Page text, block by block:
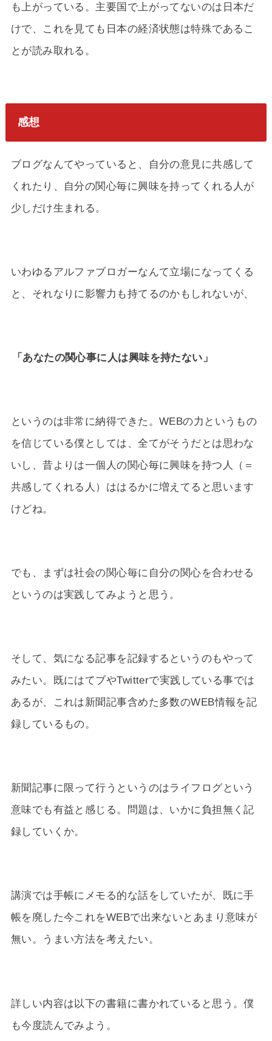
も上がっている。主要国で上がってないのは日本だ
けで、これを見ても日本の経済状態は特殊であるこ
とが読み取れる。
感想
ブログなんてやっていると、自分の意見に共感して
くれたり、自分の関心毎に興味を持ってくれる人が
少しだけ生まれる。
いわゆるアルファブロガーなんて立場になってくる
と、それなりに影響力も持てるのかもしれないが、
「あなたの関心事に人は興味を持たない」
というのは非常に納得できた。WEBの力というもの
を信じている僕としては、全てがそうだとは思わな
いし、昔よりは一個人の関心毎に興味を持つ人（＝
共感してくれる人）ははるかに増えてると思います
けどね。
でも、まずは社会の関心毎に自分の関心を合わせる
というのは実践してみようと思う。
そして、気になる記事を記録するというのもやって
みたい。既にはてブやTwitterで実践している事では
あるが、これは新聞記事含めた多数のWEB情報を記
録しているもの。
新聞記事に限って行うというのはライフログという
意味でも有益と感じる。問題は、いかに負担無く記
録していくか。
講演では手帳にメモる的な話をしていたが、既に手
帳を廃した今これをWEBで出来ないとあまり意味が
無い。うまい方法を考えたい。
詳しい内容は以下の書籍に書かれていると思う。僕
も今度読んでみよう。